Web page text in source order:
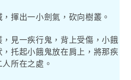
，揮出一小劍氣，砍向樹叢。
見一疾行鬼，背上受傷，小餓
托起小餓鬼放在肩上，將那疾
所在之處。